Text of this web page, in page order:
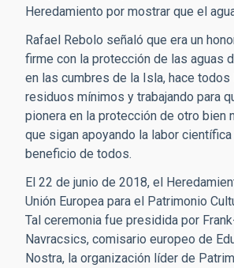
Heredamiento por mostrar que el
Rafael Rebolo señaló que era un
firme con la protección de las aguas
en las cumbres de la Isla, hace
residuos mínimos y trabajando para
pionera en la protección de otro
que sigan apoyando la labor
beneficio de todos.
El 22 de junio de 2018, el
Unión Europea para el Patrimonio
Tal ceremonia fue presidida por
Navracsics, comisario europeo de
Nostra, la organización líder de